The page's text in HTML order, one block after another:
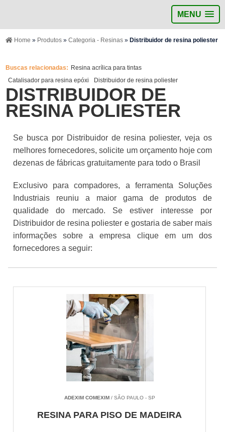
MENU
Home » Produtos» Categoria - Resinas» Distribuidor de resina poliester
Buscas relacionadas: Resina acrílica para tintas
Catalisador para resina epóxi
Distribuidor de resina poliester
DISTRIBUIDOR DE
RESINA POLIESTER
Se busca por Distribuidor de resina poliester, veja os
melhores fornecedores, solicite um orçamento hoje com
dezenas de fábricas gratuitamente para todo o Brasil
Exclusivo para compadores, a ferramenta Soluções
Industriais reuniu a maior gama de produtos de
qualidade do mercado. Se estiver interesse por
Distribuidor de resina poliester e gostaria de saber mais
informações sobre a empresa clique em um dos
fornecedores a seguir:
ADEXIM COMEXIM/ SÃO PAULO - SP
RESINA PARA PISO DE MADEIRA